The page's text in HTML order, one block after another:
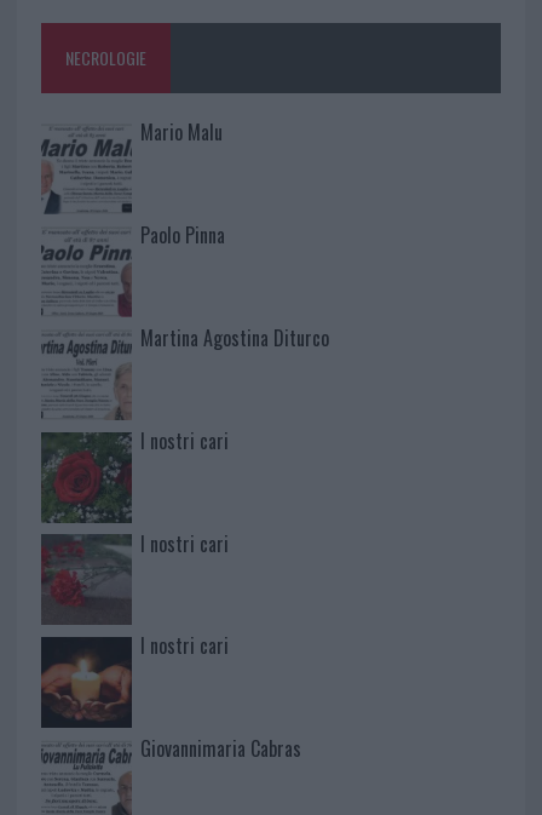
NECROLOGIE
Mario Malu
Paolo Pinna
Martina Agostina Diturco
I nostri cari
I nostri cari
I nostri cari
Giovannimaria Cabras